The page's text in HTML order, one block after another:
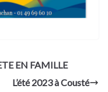
EN FAMILLE
L’été 2023 à Cousté